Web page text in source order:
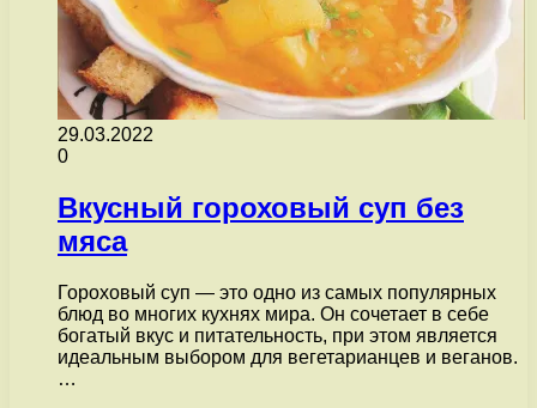
29.03.2022
0
Вкусный гороховый суп без
мяса
Гороховый суп — это одно из самых популярных
блюд во многих кухнях мира. Он сочетает в себе
богатый вкус и питательность, при этом является
идеальным выбором для вегетарианцев и веганов.
…